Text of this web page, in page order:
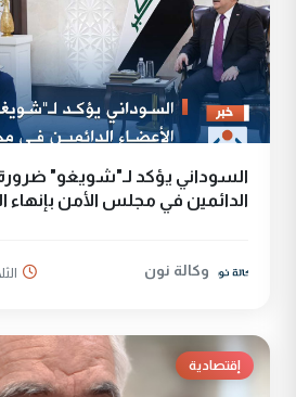
السوداني يؤكد لـ"شويغو"
الدائمين في مجلس الأمن بإنهاء
وكالة نون الثلاثاء
إقتصادية